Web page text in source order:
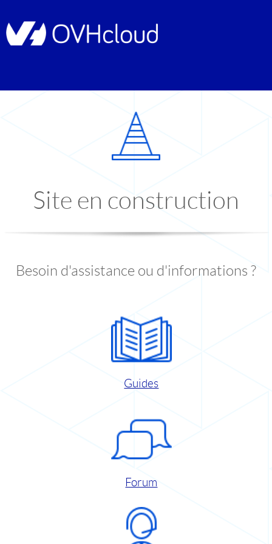
Site en construction
Besoin d'assistance ou d'informations ?
Guides
Forum